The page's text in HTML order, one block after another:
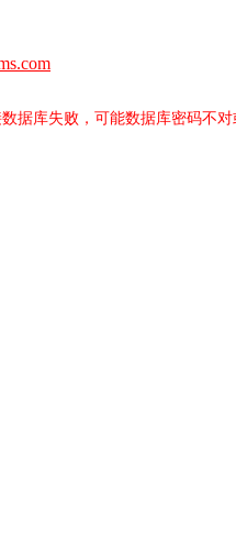
据库失败，可能数据库密码不